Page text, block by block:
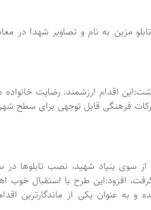
مدیر منطقه دو شهرداری دزفول از نصب ۲۵ تابلو مزین به نام و تصاویر شهدا در
اقدام ارزشمند، رضایت خانواده‌
فرهنگی قابل‌ توجهی برای سطح
سوی بنیاد شهید، نصب تابلوها در
افزود:این طرح با استقبال خوب
به عنوان یکی از ماندگارترین